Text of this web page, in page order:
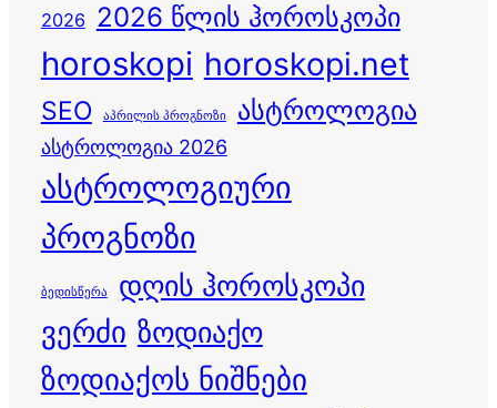
2026 2026 წლის ჰოროსკოპი
horoskopi horoskopi.net
SEO აპრილის პროგნოზი ასტროლოგია
ასტროლოგია 2026
ასტროლოგიური
პროგნოზი
ბედისწერა დღის ჰოროსკოპი
ვერძი ზოდიაქო
ზოდიაქოს ნიშნები